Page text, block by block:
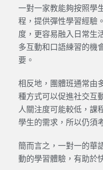
一對一家教能夠按照學
程，提供彈性學習經驗
度，更容易融入日常生
多互動和口語練習的機
要。
相反地，團體班通常由
種方式可以促進社交互
人關注度可能較低，課
學生的需求，所以仍須
簡而言之，一對一的華
動的學習體驗，有助於